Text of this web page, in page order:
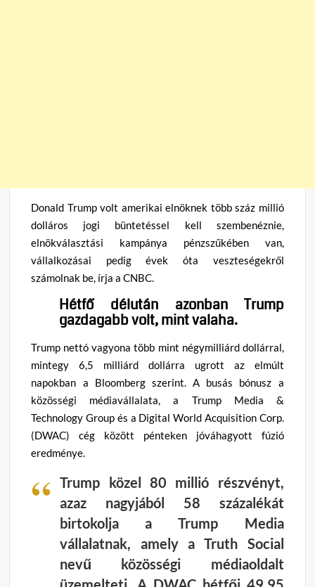
Donald Trump volt amerikai elnöknek több száz millió
dolláros jogi büntetéssel kell szembenéznie,
elnökválasztási kampánya pénzszűkében van,
vállalkozásai pedig évek óta veszteségekről
számolnak be, írja a CNBC.
Hétfő délután azonban Trump
gazdagabb volt, mint valaha.
Trump nettó vagyona több mint négymilliárd dollárral,
mintegy 6,5 milliárd dollárra ugrott az elmúlt
napokban a Bloomberg szerint. A busás bónusz a
közösségi médiavállalata, a Trump Media &
Technology Group és a Digital World Acquisition Corp.
(DWAC) cég között pénteken jóváhagyott fúzió
eredménye.
Trump közel 80 millió részvényt,
azaz nagyjából 58 százalékát
birtokolja a Trump Media
vállalatnak, amely a Truth Social
nevű közösségi médiaoldalt